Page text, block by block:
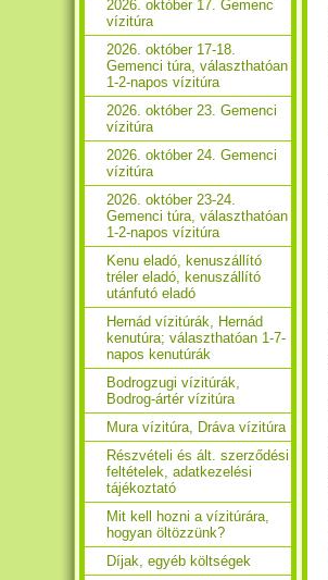
2026. október 17. Gemenc
vízitúra
2026. október 17-18.
Gemenci túra, választhatóan
1-2-napos vízitúra
2026. október 23. Gemenci
vízitúra
2026. október 24. Gemenci
vízitúra
2026. október 23-24.
Gemenci túra, választhatóan
1-2-napos vízitúra
Kenu eladó, kenuszállító
tréler eladó, kenuszállító
utánfutó eladó
Hernád vízitúrák, Hernád
kenutúra; választhatóan 1-7-
napos kenutúrák
Bodrogzugi vízitúrák,
Bodrog-ártér vízitúra
Mura vízitúra, Dráva vízitúra
Részvételi és ált. szerződési
feltételek, adatkezelési
tájékoztató
Mit kell hozni a vízitúrára,
hogyan öltözzünk?
Díjak, egyéb költségek